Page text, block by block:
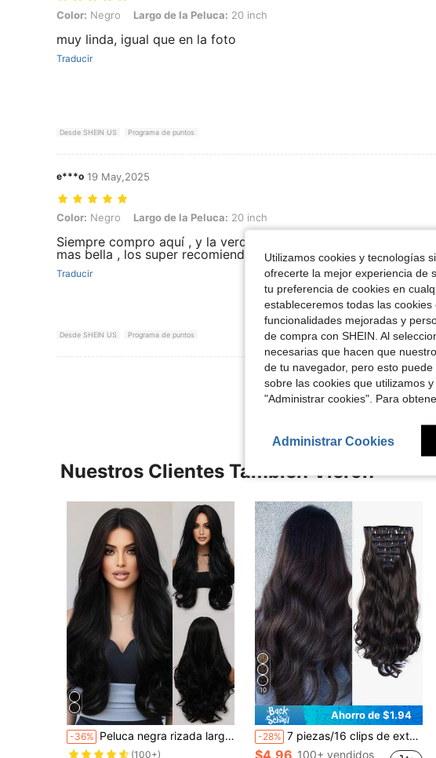
Color: Negro, Largo de la Peluca: 20 inch
Color: Negro Largo de la Peluca: 20 inch
muy linda, igual que en la foto
Traducir
Desde SHEIN US Programa de puntos
e***o 19 May,2025
Color: Negro, Largo de la Peluca: 20 inch
Color: Negro Largo de la Peluca: 20 inch
Siempre compro aquí , y la verdad estoy demasiado satisfecha
mas bella , los super recomiendo
Traducir
Desde SHEIN US Programa de puntos
Ver Más Reseñas
Nuestros Clientes También Vieron
-36% Peluca negra rizada larga de 26 pulgadas con aspecto esponjoso, transpirable y liviana, con flequillo central, de fibra sintética, para uso diario, fiestas, elegancia, festivales de música, Día de San Valentín y moda urbana
(100+)
10
Ahorro de $1.94
-28% 7 piezas/16 clips de extensiones de cabello rizado de fibra sintética de 24 pulgadas de largo, resistentes al calor, clips de cabello degradado negro, marrón y dorado para mujeres
$4.96 100+ vendidos
Utilizamos cookies y tecnologías
ofrecerte la mejor experiencia de
tu preferencia de cookies en
estableceremos todas las
funcionalidades mejoradas y
de compra con SHEIN. Al
necesarias que hacen que
de tu navegador, pero esto
sobre las cookies que utilizamos
"Administrar cookies". Para
Administrar Cookies